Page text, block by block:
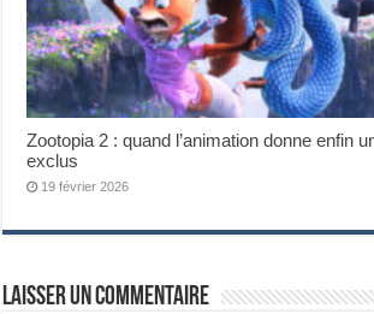
Zootopia 2 : quand l’animation donne enfin
exclus
19 février 2026
Laisser un commentaire